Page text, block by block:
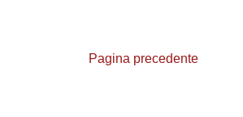
Pagina precedente